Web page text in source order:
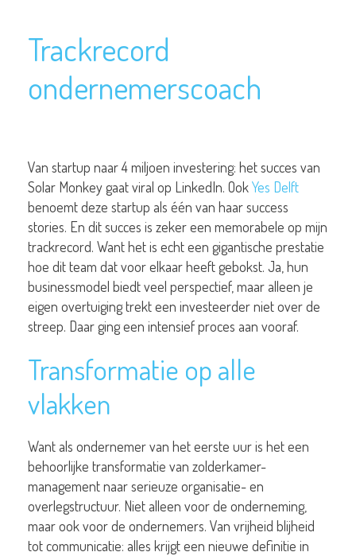
Trackrecord
ondernemerscoach
Van startup naar 4 miljoen investering: het succes van
Solar Monkey gaat viral op LinkedIn. OokYes Delft
benoemt deze startup als één van haar success
stories. En dit succes is zeker een memorabele op mijn
trackrecord. Want het is echt een gigantische prestatie
hoe dit team dat voor elkaar heeft gebokst. Ja, hun
businessmodel biedt veel perspectief, maar alleen je
eigen overtuiging trekt een investeerder niet over de
streep. Daar ging een intensief proces aan vooraf.
Transformatie op alle
vlakken
Want als ondernemer van het eerste uur is het een
behoorlijke transformatie van zolderkamer-
management naar serieuze organisatie- en
overlegstructuur. Niet alleen voor de onderneming,
maar ook voor de ondernemers. Van vrijheid blijheid
tot communicatie: alles krijgt een nieuwe definitie in